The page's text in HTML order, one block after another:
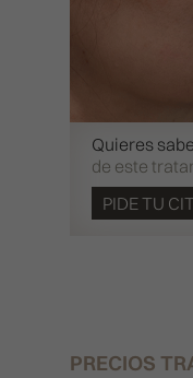
PRECIOS
Quieres
de este
PIDE TU